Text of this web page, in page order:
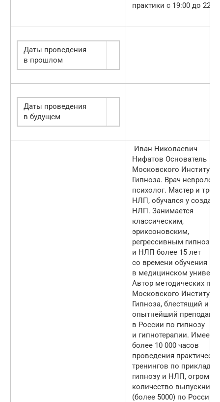
практики с 19:00 до
Даты проведения
в прошлом
Даты проведения
в будущем
Иван Николаевич
Нифатов Основатель
Московского Института
Гипноза. Врач невролог,
психолог. Мастер и
НЛП, обучался у
НЛП. Занимается
классическим,
эриксоновским,
регрессивным гипнозом
и НЛП более 15 лет
со времени обучения
в медицинском
Автор методических
Московского Института
Гипноза, блестящий и
опытнейший
в России по гипнозу
и гипнотерапии. Имеет
более 10 000 часов
проведения
тренингов по
гипнозу и НЛП,
количество
(более 5000) по России,